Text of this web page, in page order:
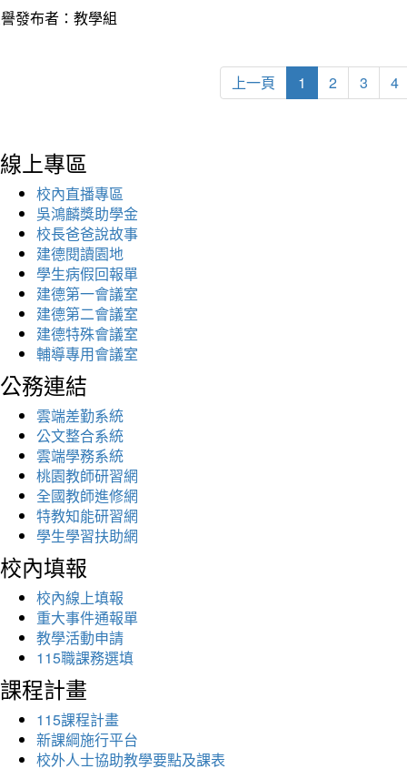
發布者：教學組
上一頁 1 2 3 4
線上專區
校內直播專區
吳鴻麟獎助學金
校長爸爸說故事
建德閱讀園地
學生病假回報單
建德第一會議室
建德第二會議室
建德特殊會議室
輔導專用會議室
公務連結
雲端差勤系統
公文整合系統
雲端學務系統
桃園教師研習網
全國教師進修網
特教知能研習網
學生學習扶助網
校內填報
校內線上填報
重大事件通報單
教學活動申請
115職課務選填
課程計畫
115課程計畫
新課綱施行平台
校外人士協助教學要點及課表